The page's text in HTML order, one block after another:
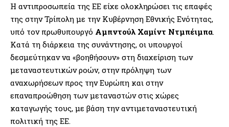
Η αντιπροσωπεία της ΕΕ είχε ολοκληρώσει τις επαφές
της στην Τρίπολη με την Κυβέρνηση Εθνικής Ενότητας,
υπό τον πρωθυπουργό Αμπντούλ Χαμίντ Ντμπέιμπα.
Κατά τη διάρκεια της συνάντησης, οι υπουργοί
δεσμεύτηκαν να «βοηθήσουν» στη διαχείριση των
μεταναστευτικών ροών, στην πρόληψη των
αναχωρήσεων προς την Ευρώπη και στην
επαναπροώθηση των μεταναστών στις χώρες
καταγωγής τους, με βάση την αντιμεταναστευτική
πολιτική της ΕΕ.